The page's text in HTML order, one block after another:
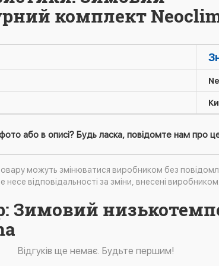
комплект
або в описі? Будь ласка, повідомте нам про
можуть змінюватися виробником без
відповідальності за зміни, внесені виробником.
Зимовий
Відгуків ще немає. Будьте першим!